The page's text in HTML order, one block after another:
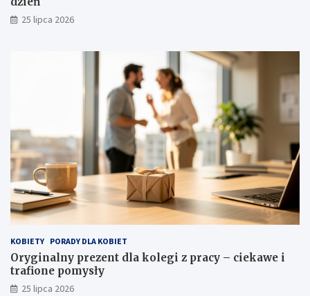
25 lipca 2026
KOBIETY PORADY DLA KOBIET
Oryginalny prezent dla kolegi z pracy – ciekawe i
trafione pomysły
25 lipca 2026